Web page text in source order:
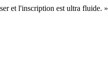
et l'inscription est ultra fluide. »